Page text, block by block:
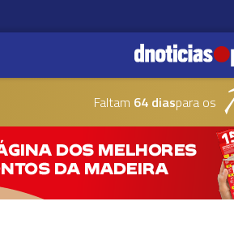
Faltam 64 diaspara os